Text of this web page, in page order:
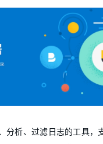
分析、过滤日志的工具，